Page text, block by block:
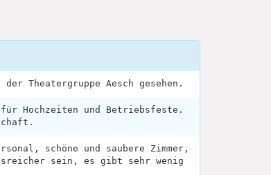
Theatergruppe Aesch gesehen.
Hochzeiten und Betriebsfeste.
schöne und saubere Zimmer,
sein, es gibt sehr wenig